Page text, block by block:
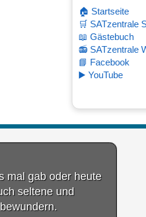
🏠 Startseite
🛒 SATzentrale
📖 Gästebuch
📻 SATzentrale
📘 Facebook
▶️ YouTube
mal gab oder heute
seltene und